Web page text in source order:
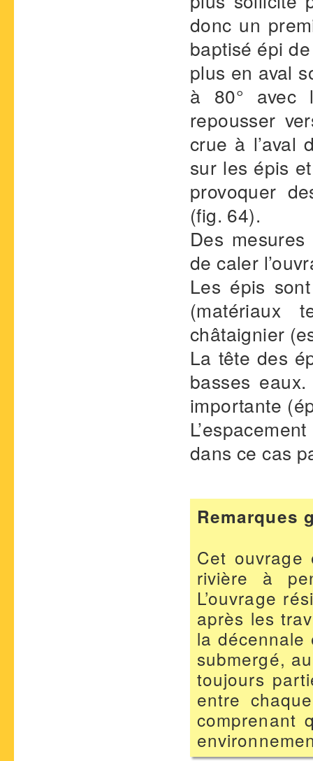
donc un
baptisé épi
plus en aval
à 80° avec
repousser
crue à l’aval
sur les épis
provoquer
(fig. 64).
Des
de caler
Les épis
(matériaux
châtaignier
La tête des
basses
importante
dans ce cas
Remarques
Cet ouvrage
rivière à
L’ouvrage
après les
la
submergé,
toujours
entre
comprenant